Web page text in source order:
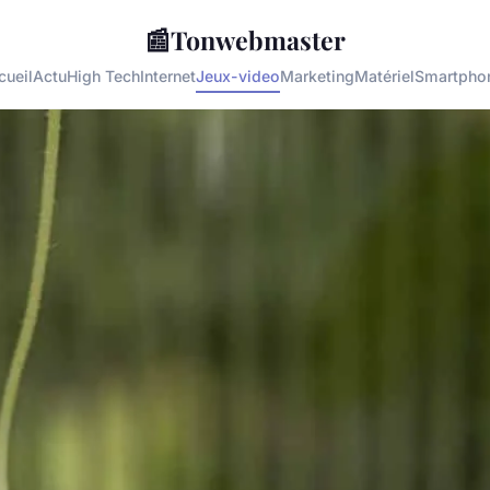
📰Tonwebmaster
ActuHigh TechInternetJeux-videoMarketingMatériel